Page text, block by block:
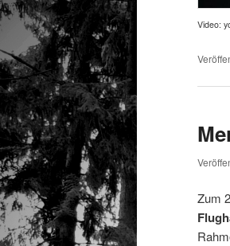
Video:
Zum